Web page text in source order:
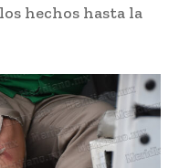
hechos hasta la